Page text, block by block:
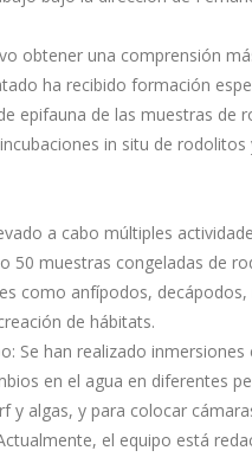
obtener una comprensión
ha recibido formación
epifauna de las muestras
in situ de
a cabo múltiples
50 muestras congeladas de
como anfípodos,
de hábitats.
Se han realizado
en el agua en diferentes
algas, y para colocar
el equipo está